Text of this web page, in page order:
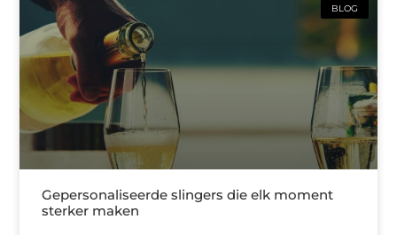
BLOG
Gepersonaliseerde slingers die elk moment
sterker maken